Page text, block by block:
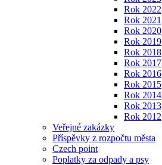
Rok 2022
Rok 2021
Rok 2020
Rok 2019
Rok 2018
Rok 2017
Rok 2016
Rok 2015
Rok 2014
Rok 2013
Rok 2012
Veřejné zakázky
Příspěvky z rozpočtu města
Czech point
Poplatky za odpady a psy